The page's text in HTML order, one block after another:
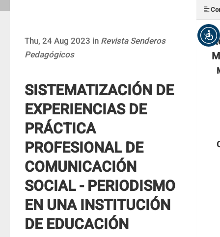
Thu, 24 Aug 2023 in Revista Senderos
Pedagógicos
SISTEMATIZACIÓN DE
EXPERIENCIAS DE
PRÁCTICA
PROFESIONAL DE
COMUNICACIÓN
SOCIAL - PERIODISMO
EN UNA INSTITUCIÓN
DE EDUCACIÓN